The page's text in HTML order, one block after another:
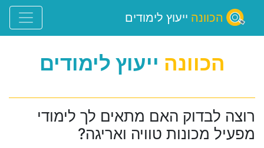
הכוונה ייעוץ לימודים
הכוונה ייעוץ לימודים
רוצה לבדוק האם מתאים לך לימודי
מפעיל מכונות טוויה ואריגה?